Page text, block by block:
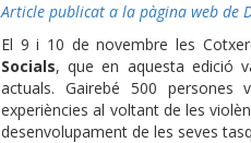
Article publicat a la pàgina web de
El 9 i 10 de novembre les
Socials, que en aquesta edició
actuals. Gairebé 500
experiències al voltant de les
desenvolupament de les seves